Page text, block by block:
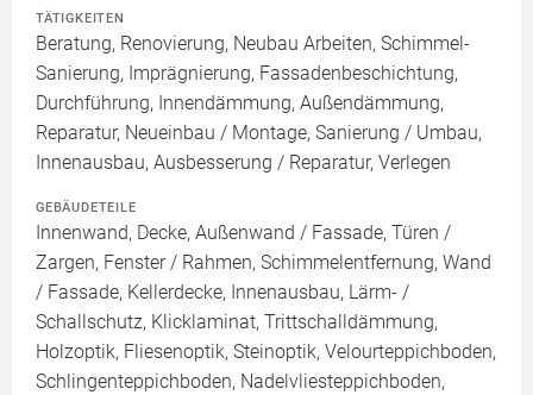
TÄTIGKEITEN
Beratung, Renovierung, Neubau Arbeiten, Schimmel-
Sanierung, Imprägnierung, Fassadenbeschichtung,
Durchführung, Innendämmung, Außendämmung,
Reparatur, Neueinbau / Montage, Sanierung / Umbau,
Innenausbau, Ausbesserung / Reparatur, Verlegen
GEBÄUDETEILE
Innenwand, Decke, Außenwand / Fassade, Türen /
Zargen, Fenster / Rahmen, Schimmelentfernung, Wand
/ Fassade, Kellerdecke, Innenausbau, Lärm- /
Schallschutz, Klicklaminat, Trittschalldämmung,
Holzoptik, Fliesenoptik, Steinoptik, Velourteppichboden,
Schlingenteppichboden, Nadelvliesteppichboden,